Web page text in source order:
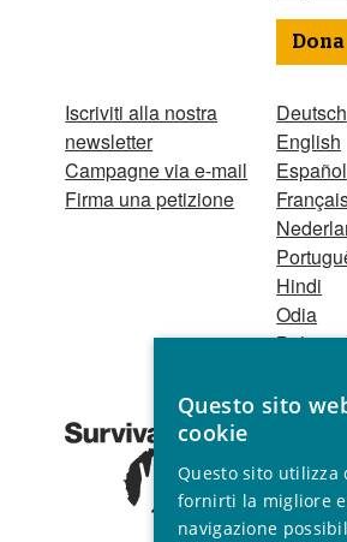
Iscriviti alla nostra
newsletter
Campagne via e-mail
Firma una petizione
Dona
Deutsch
English
Español
Hindi
Odia
1521
charity
2001 -
Questo sito
cookie
Questo sito utilizza
fornirti la migliore
navigazione